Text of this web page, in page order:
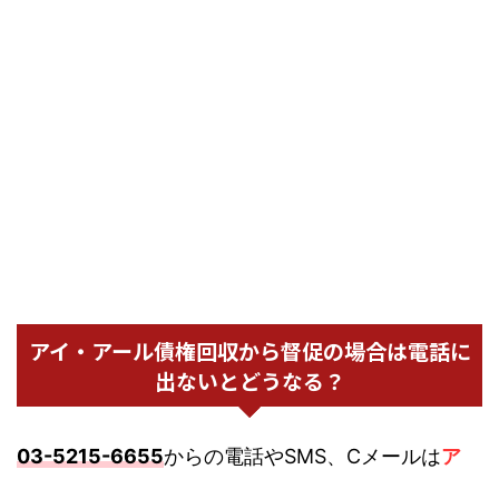
アイ・アール債権回収から督促の場合は電話に
出ないとどうなる？
03-5215-6655からの電話やSMS、Cメールはア